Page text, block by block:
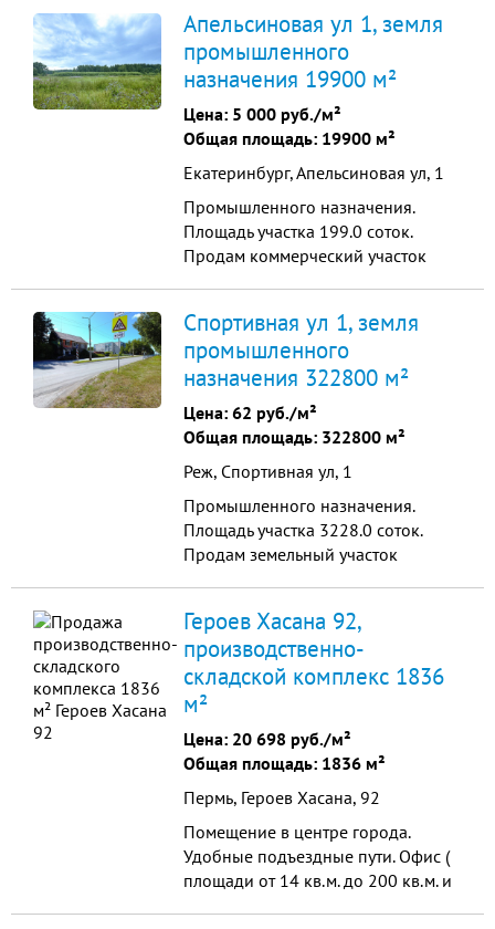
Екатеринбург (земли населенных
пунктов). Отличная транспортная
доступность. Подходит для любого
вида бизнеса. Участок расположен
в градостроительной зоне Ц-3 ...
Апельсиновая ул 1, земля
промышленного
назначения 19900 м²
Цена: 5 000 руб./м²
Общая площадь: 19900 м²
Екатеринбург, Апельсиновая ул, 1
Промышленного назначения.
Площадь участка 199.0 соток.
Продам коммерческий участок
Кадастровый номер:
66:41:0000000:205351. Участок в
жилом массиве, граничит с лесом -
редкое сочетание природы и
городской инфраструктуры.
Преимущества локации: - Пла...
Спортивная ул 1, земля
промышленного
назначения 322800 м²
Цена: 62 руб./м²
Общая площадь: 322800 м²
Реж, Спортивная ул, 1
Промышленного назначения.
Площадь участка 3228.0 соток.
Продам земельный участок
улиц Ленина и Спортивная.
Коммуникации: - Вода Центральная
- Канализация Центральная -
Электричество 100 кВт - Газ
застройки без...
Героев Хасана 92,
производственно-
складской комплекс 1836
м²
Цена: 20 698 руб./м²
Общая площадь: 1836 м²
Пермь, Героев Хасана, 92
Помещение в центре города.
Удобные подъездные пути. Офис (
площади от 14 кв.м. до 200 кв.м. и